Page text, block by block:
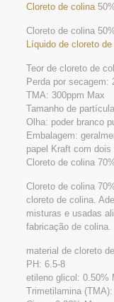
Cloreto de colina
Cloreto de colina
Líquido de cloreto
Teor de cloreto de
Perda por secagem:
TMA: 300ppm Max
Tamanho de
Olha: poder branco
Embalagem:
papel Kraft com dois
Cloreto de colina
Cloreto de colina
cloreto de colina.
misturas e usadas
fabricação de colina.
material de cloreto
PH: 6.5-8
etileno glicol: 0.50%
Trimetilamina